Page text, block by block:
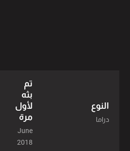
النوع
دراما
تم
بثه
لأول
مرة
June
2018